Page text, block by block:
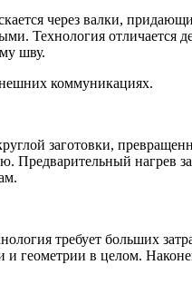
через валки,
Технология отличается
шву.
коммуникациях.
заготовки,
Предварительный нагрев
требует больших
геометрии в целом.